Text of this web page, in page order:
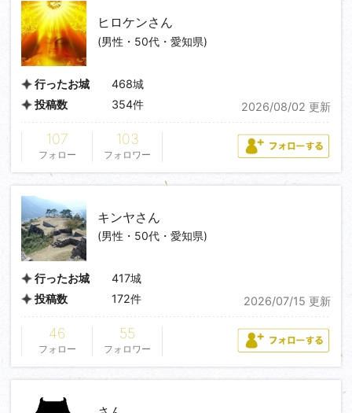
ヒロケンさん
(男性・50代・愛知県)
行ったお城 468城
投稿数 354件 2026/08/02 更新
107
フォロー
103
フォロワー
キンヤさん
(男性・50代・愛知県)
行ったお城 417城
投稿数 172件 2026/07/15 更新
46
フォロー
55
フォロワー